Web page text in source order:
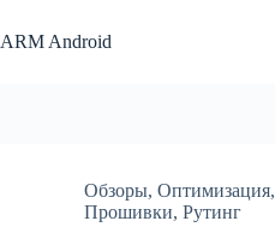
к
сути
ARM Android
Обзоры, Оптимизация,
Прошивки, Рутинг